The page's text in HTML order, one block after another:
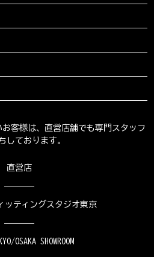
客様は、直営店舗でも専門スタッフ
しております。
直営店
ッティングスタジオ東京
OSAKA SHOWROOM